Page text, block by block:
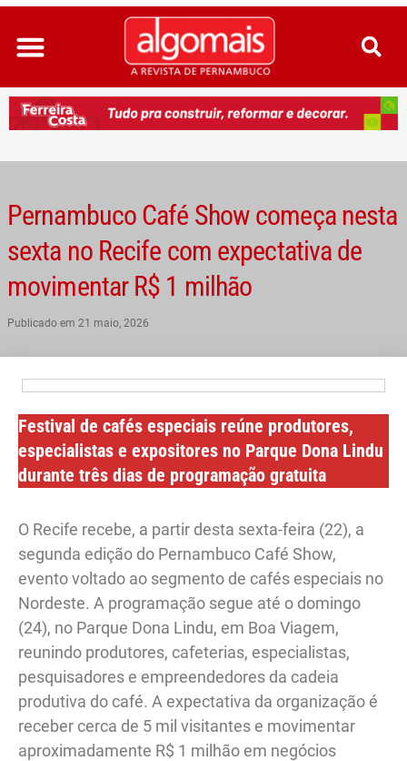
Ir
para
conteúdo
Pernambuco Café Show começa nesta
sexta no Recife com expectativa de
movimentar R$ 1 milhão
Publicado em 21 maio, 2026
Festival de cafés especiais reúne produtores,
especialistas e expositores no Parque Dona Lindu
durante três dias de programação gratuita
O Recife recebe, a partir desta sexta-feira (22), a
segunda edição do Pernambuco Café Show,
evento voltado ao segmento de cafés especiais no
Nordeste. A programação segue até o domingo
(24), no Parque Dona Lindu, em Boa Viagem,
reunindo produtores, cafeterias, especialistas,
pesquisadores e empreendedores da cadeia
produtiva do café. A expectativa da organização é
receber cerca de 5 mil visitantes e movimentar
aproximadamente R$ 1 milhão em negócios